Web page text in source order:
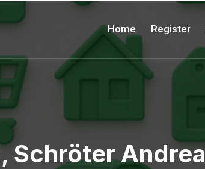
Home Register
Schröter Andrea